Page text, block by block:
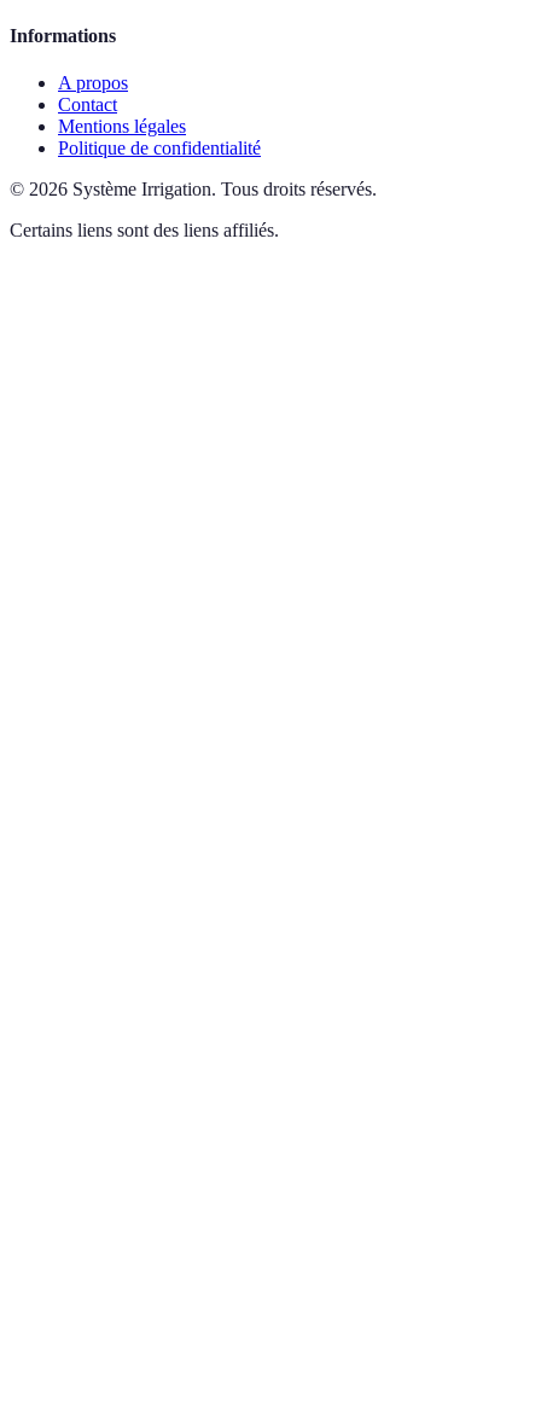
Informations
A propos
Contact
Mentions légales
Politique de confidentialité
© 2026 Système Irrigation. Tous droits réservés.
Certains liens sont des liens affiliés.